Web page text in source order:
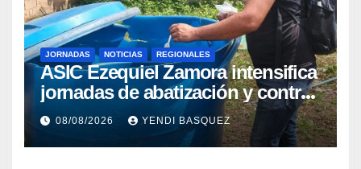
JORNADAS NOTICIAS REGIONALES
ASIC Ezequiel Zamora intensifica
jornadas de abatización y control
de vectores en comunidades del
Guárico
08/08/2026 YENDI BASQUEZ